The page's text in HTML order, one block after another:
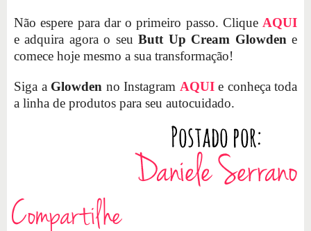
Não espere para dar o primeiro passo. Clique AQUI
e adquira agora o seuButt Up Cream Glowden e
comece hoje mesmo a sua transformação!
Siga a Glowden no Instagram AQUI e conheça toda
a linha de produtos para seu autocuidado.
Compartilhe